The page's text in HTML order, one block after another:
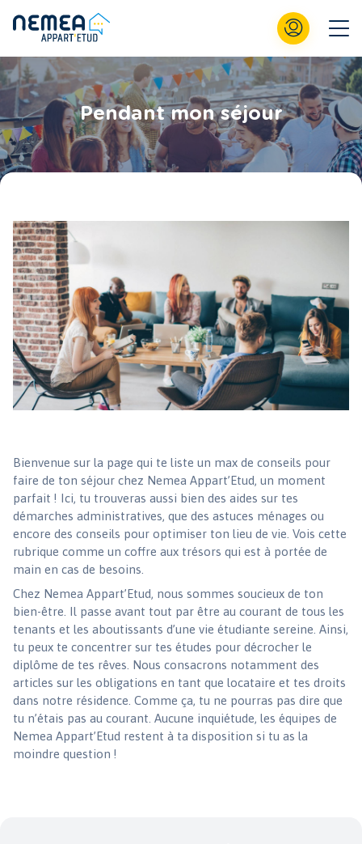
Pendant mon séjour
Bienvenue sur la page qui te liste un max de conseils pour
faire de ton séjour chez Nemea Appart’Etud, un moment
parfait ! Ici, tu trouveras aussi bien des aides sur tes
démarches administratives, que des astuces ménages ou
encore des conseils pour optimiser ton lieu de vie. Vois cette
rubrique comme un coffre aux trésors qui est à portée de
main en cas de besoins.
Chez Nemea Appart’Etud, nous sommes soucieux de ton
bien-être. Il passe avant tout par être au courant de tous les
tenants et les aboutissants d’une vie étudiante sereine. Ainsi,
tu peux te concentrer sur tes études pour décrocher le
diplôme de tes rêves. Nous consacrons notamment des
articles sur les obligations en tant que locataire et tes droits
dans notre résidence. Comme ça, tu ne pourras pas dire que
tu n’étais pas au courant. Aucune inquiétude, les équipes de
Nemea Appart’Etud restent à ta disposition si tu as la
moindre question !